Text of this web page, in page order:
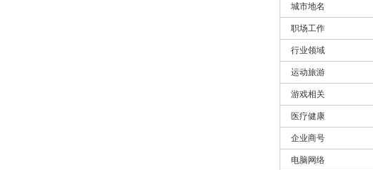
城市地名
职场工作
行业领域
运动旅游
游戏相关
医疗健康
企业商号
电脑网络